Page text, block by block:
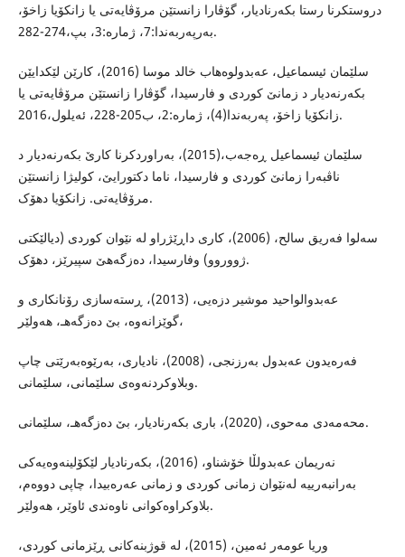
دروستکرنا رستا بکەرنادیار، گۆڤارا زانستێن مرۆڤایەتی یا زانکۆیا زاخۆ،
بەرپەربەندا:7، ژمارە:3، بپ،274-282.
سلێمان ئیسماعیل، عەبدولوەهاب خالد موسا (2016)، کارێن لێکدایێن
بکەرنەدیار د زمانێ کوردی و فارسیدا، گۆڤارا زانستێن مرۆڤایەتی یا
زانکۆیا زاخۆ، پەربەندا(4)، ژمارە:2، ب205-228، ئەیلول،2016.
سلێمان ئیسماعیل ڕەجەب،(2015)، بەراوردکرنا کارێ بکەرنەدیار د
ناڤبەرا زمانێ کوردی و فارسیدا، ناما دکتورایێ، کولیژا زانستێن
مرۆڤایەتی. زانکۆیا دهۆک.
سەلوا فەریق سالح، (2006)، کاری داڕێژراو لە نێوان کوردی (دیالێکتی
ژووروو) وفارسیدا، دەزگەهێ سپیرێز، دهۆک.
عەبدوالواحید موشیر دزەیی، (2013)، ڕستەسازی رۆنانکاری و
گوێزانەوە، بێ دەزگەهـ، هەولێر،
فەرەیدون عەبدول بەرزنجی، (2008)، نادیاری، بەرێوەبەرێتی چاپ
وبلاوکردنەوەی سلێمانی، سلێمانی.
محەمەدی مەحوی، (2020)، باری بکەرنادیار، بێ دەزگەهـ، سلێمانی.
نەریمان عەبدولڵا خۆشناو، (2016)، بکەرنادیار لێکۆلینەوەیەکی
بەرانبەرییە لەنێوان زمانی کوردی و زمانی عەرەبیدا، چاپی دووەم،
بلاوکراوەکوانی ناوەندی ئاوێر، هەولێر.
وریا عومەر ئەمین، (2015)، لە قوژبنەکانی ڕێزمانی کوردی،